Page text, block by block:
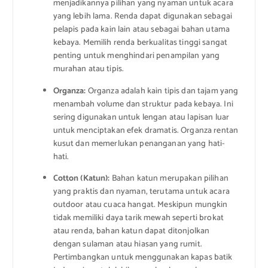
menjadikannya pilihan yang nyaman untuk acara
yang lebih lama. Renda dapat digunakan sebagai
pelapis pada kain lain atau sebagai bahan utama
kebaya. Memilih renda berkualitas tinggi sangat
penting untuk menghindari penampilan yang
murahan atau tipis.
Organza:Organza adalah kain tipis dan tajam yang
menambah volume dan struktur pada kebaya. Ini
sering digunakan untuk lengan atau lapisan luar
untuk menciptakan efek dramatis. Organza rentan
kusut dan memerlukan penanganan yang hati-
hati.
Cotton (Katun): Bahan katun merupakan pilihan
yang praktis dan nyaman, terutama untuk acara
outdoor atau cuaca hangat. Meskipun mungkin
tidak memiliki daya tarik mewah seperti brokat
atau renda, bahan katun dapat ditonjolkan
dengan sulaman atau hiasan yang rumit.
Pertimbangkan untuk menggunakan kapas batik